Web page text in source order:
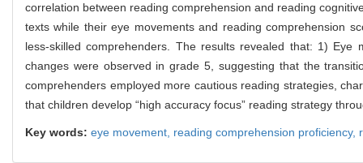
correlation between reading comprehension and reading
texts while their eye movements and reading comprehension
less-skilled comprehenders. The results revealed that: 1)
changes were observed in grade 5, suggesting that the
comprehenders employed more cautious reading strategies,
that children develop “high accuracy focus” reading strategy
Key words: eye movement, reading comprehension proficiency,